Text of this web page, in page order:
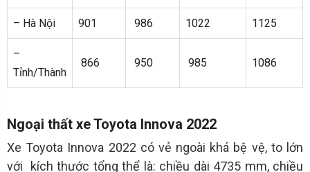
– Hà Nội 901 986 1022 1125
–
Tỉnh/Thành
866 950 985 1086
Ngoại thất xe Toyota Innova 2022
Xe Toyota Innova 2022 có vẻ ngoài khá bệ vệ, to lớn
với kích thước tổng thể là: chiều dài 4735 mm, chiều